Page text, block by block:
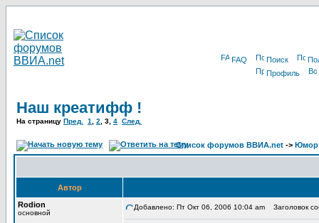
FAQ Поиск
Профиль
Наш креатифф !
На страницу Пред. 1 2 3 4 След.
Список форумов ВВИА.net -> Юмор
Автор
Rodion
основной
Добавлено: Пт Окт 06, 2006 10:04 am Заголовок